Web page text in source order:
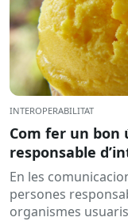
INTEROPERABILITAT
Com fer un bon
responsable
En les
persones
organismes